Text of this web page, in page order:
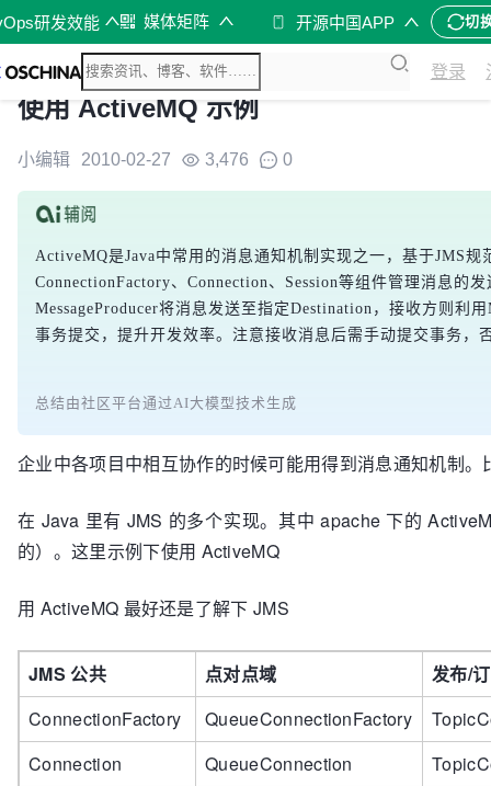
研发效能 媒体矩阵 开源中国APP 切
登录
使用 ActiveMQ 示例
小编辑 2010-02-27 3,476 0
ActiveMQ是Java中常用的消息通知机制实现之一，基于JMS
ConnectionFactory、Connection、Session等组件管理消息的
MessageProducer将消息发送至指定Destination，接收方则利
事务提交，提升开发效率。注意接收消息后需手动提交事务，
总结由社区平台通过AI大模型技术生成
企业中各项目中相互协作的时候可能用得到消息通知机制
在 Java 里有 JMS 的多个实现。其中 apache 下的
的）。这里示例下使用 ActiveMQ
用 ActiveMQ 最好还是了解下 JMS
JMS 公共 点对点域
发布/
ConnectionFactory
QueueConnectionFactory
Connection
QueueConnection